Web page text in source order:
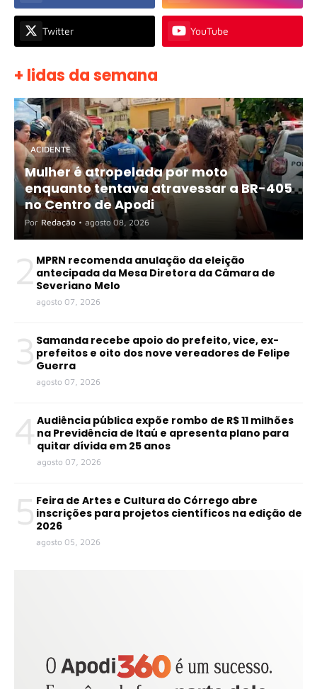
Twitter YouTube
+ lidas da semana
ACIDENTE
Mulher é atropelada por moto
enquanto tentava atravessar a BR-405
no Centro de Apodi
Por Redação • agosto 08, 2026
2 MPRN recomenda anulação da eleição
antecipada da Mesa Diretora da Câmara de
Severiano Melo
agosto 07, 2026
3 Samanda recebe apoio do prefeito, vice, ex-
prefeitos e oito dos nove vereadores de Felipe
Guerra
agosto 07, 2026
4 Audiência pública expõe rombo de R$ 11 milhões
na Previdência de Itaú e apresenta plano para
quitar dívida em 25 anos
agosto 07, 2026
5 Feira de Artes e Cultura do Córrego abre
inscrições para projetos científicos na edição de
2026
agosto 05, 2026